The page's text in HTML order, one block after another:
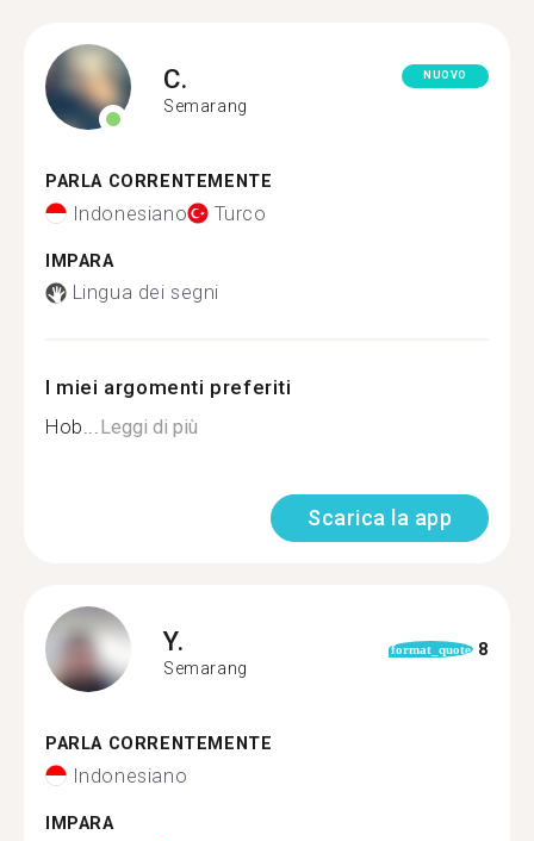
C.
Semarang
NUOVO
PARLA CORRENTEMENTE
Indonesiano Turco
IMPARA
Lingua dei segni
I miei argomenti preferiti
Hob...Leggi di più
Scarica la app
Y.
Semarang
format_quote 8
PARLA CORRENTEMENTE
Indonesiano
IMPARA